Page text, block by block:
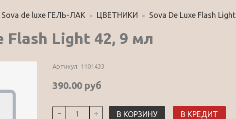
Sova de luxe ГЕЛЬ-ЛАК ЦВЕТНИКИ Sova De Luxe Flash Light
Flash Light 42, 9 мл
Артикул: 1101433
390.00 руб
В КОРЗИНУ В КРЕДИТ